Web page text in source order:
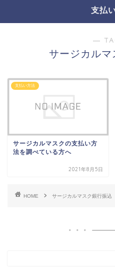
支払
―
サージカル
支払い方法
サージカルマスクの支払い方
法を調べている方へ
2021年8月5日
HOME サージカルマスク銀行振込